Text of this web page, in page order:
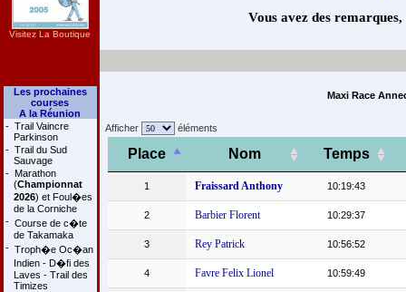
Visitez La Boutique
Les prochaines
courses
A la Réunion
- Trail Vaincre
Parkinson
- Trail du Sud
Sauvage
- Marathon
(Championnat
2026) et Foul�es
de la Corniche
- Course de c�te
de Takamaka
- Troph�e Oc�an
Indien - D�fi des
Laves - Trail des
Timizes
Vous avez des
Maxi Race
Afficher éléments
Place Nom Temps
1 Fraissard Anthony 10:19:43
2 Barbier Florent 10:29:37
3 Rey Patrick 10:56:52
4 Favre Felix Lionel 10:59:49